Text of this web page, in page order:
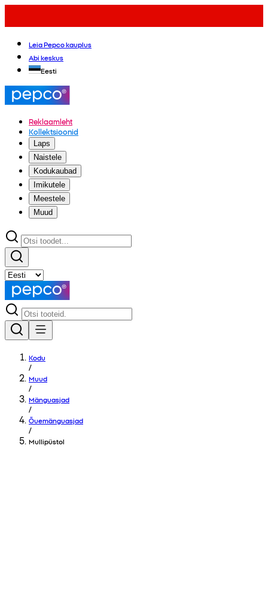
Leia Pepco kauplus
Abi keskus
Eesti
Reklaamleht
Kollektsioonid
Laps
Naistele
Kodukaubad
Imikutele
Meestele
Muud
Kodu
/
Muud
/
Mänguasjad
/
Õuemänguasjad
/
Mullipüstol